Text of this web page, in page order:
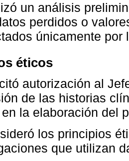
un análisis
perdidos o
únicamente
éticos
autorización al
de las historias
la elaboración del
los principios
que utilizan